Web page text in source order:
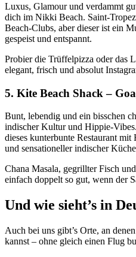
Luxus, Glamour und verdammt
dich im Nikki Beach. Saint-
Beach-Clubs, aber dieser ist ein
gespeist und entspannt.
Probier die Trüffelpizza oder das
elegant, frisch und absolut
5. Kite Beach Shack –
Bunt, lebendig und ein bisschen
indischer Kultur und Hippie-
dieses kunterbunte Restaurant
und sensationeller indischer
Chana Masala, gegrillter Fisch
einfach doppelt so gut, wenn der
Und wie sieht’s in
Auch bei uns gibt’s Orte, an
kannst – ohne gleich einen Flug